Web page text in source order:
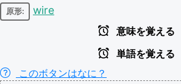
原形: wire
意味を覚える
単語を覚える
このボタンはなに？